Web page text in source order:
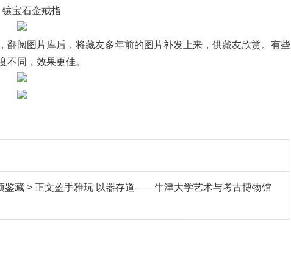
石金戒指
阅图片库后，将藏友多年前的图片补发上来，供藏友欣赏。有些
不同，效果更佳。
鉴藏 > 正文盈手雅玩 以器存道——牛津大学艺术与考古博物馆